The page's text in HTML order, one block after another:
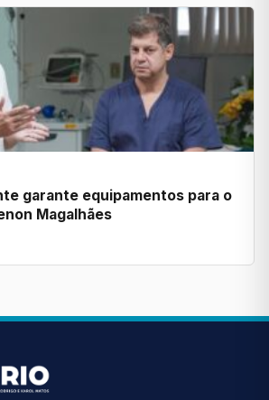
garante equipamentos para o
Magalhães